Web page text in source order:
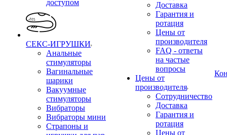
доступом
СЕКС-ИГРУШКИ
Анальные
стимуляторы
Вагинальные
шарики
Вакуумные
стимуляторы
Вибраторы
Вибраторы мини
Страпоны и
Доставка
Гарантия и
ротация
Цены от
производителя
FAQ - ответы
на частые
вопросы
Цены от
производителя
Сотрудничество
Доставка
Гарантия и
ротация
Цены от